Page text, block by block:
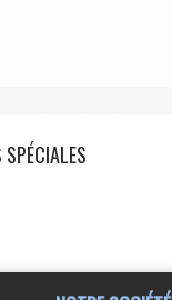
SPÉCIALES